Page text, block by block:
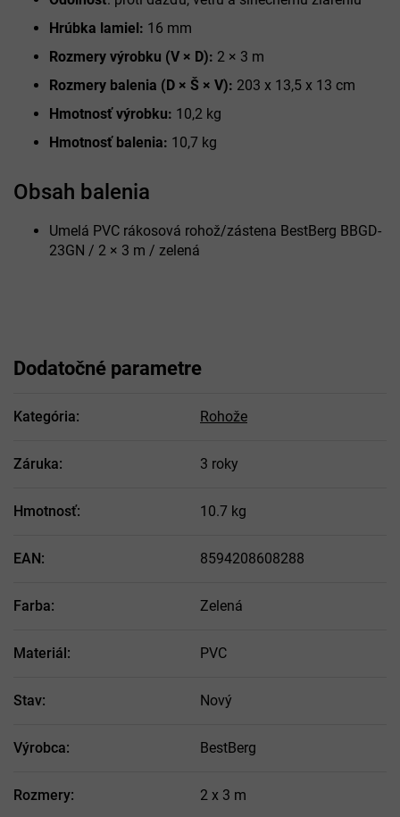
Obsah balenia
Umelá PVC rákosová rohož/zástena BestBerg BBGD-
23GN / 2 × 3 m / zelená
Hrúbka lamiel: 16 mm
Rozmery výrobku (V × D): 2 × 3 m
Rozmery balenia (D × Š × V): 203 x 13,5 x 13 cm
Hmotnosť výrobku: 10,2 kg
Hmotnosť balenia: 10,7 kg
Dodatočné parametre
Kategória: Rohože
Záruka: 3 roky
Hmotnosť: 10.7 kg
EAN: 8594208608288
Farba: Zelená
Materiál: PVC
Stav: Nový
Výrobca: BestBerg
Rozmery: 2 x 3 m